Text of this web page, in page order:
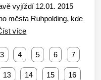
vyjíždí 12.01. 2015
města Ruhpolding, kde
více
3 4 5 6 7
13 14 15 16